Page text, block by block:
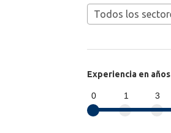
Experiencia en años
0 1 3